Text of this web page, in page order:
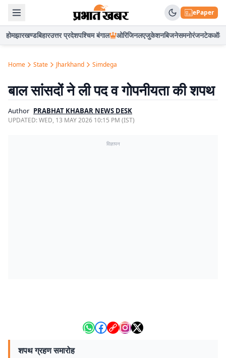
ePaper
होमझारखण्डबिहारउत्तर प्रदेशपश्चिम बंगाल ओरिजिनलएजुकेशनबिजनेसमनोरंजनटेकऑटो
Home State Jharkhand Simdega
बाल सांसदों ने ली पद व गोपनीयता की शपथ
Author PRABHAT KHABAR NEWS DESK
UPDATED:WED, 13 MAY 2026 10:15 PM (IST)
विज्ञापन
शपथ ग्रहण समारोह